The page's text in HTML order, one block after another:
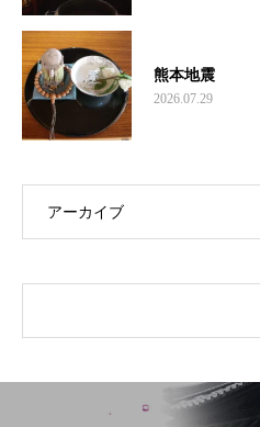
熊本地震
2026.07.29
アーカイブ